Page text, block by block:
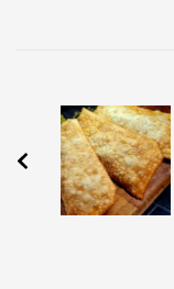
post